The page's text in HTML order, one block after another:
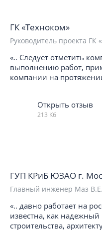
ГК «Техноком»
Руководитель проекта ГК
«.. Следует отметить
выполнению работ,
компании на
Открыть отзыв
213 Кб
ГУП КРиБ ЮЗАО г.
Главный инженер Маз В.Е.
«.. давно работает на
известна, как надежный
строительства,